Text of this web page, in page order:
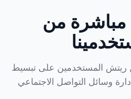
مباشرة من
المستخدمين على تبسيط